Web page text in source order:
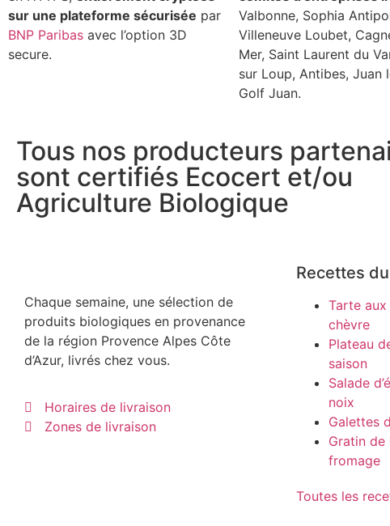
sur une plateforme sécurisée par
BNP Paribas avec l’option 3D
secure.
Valbonne, Sophia
Villeneuve Loubet,
Mer, Saint Laurent du
sur Loup, Antibes, Juan
Golf Juan.
Tous nos producteurs
sont certifiés Ecocert et/ou
Agriculture Biologique
Chaque semaine, une sélection de
produits biologiques en provenance
de la région Provence Alpes Côte
d’Azur, livrés chez vous.
Horaires de livraison
Zones de livraison
Recettes
Tarte aux
chèvre
Plateau
saison
Salade
noix
Galettes
Gratin de
fromage
Toutes les